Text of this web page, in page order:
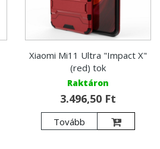
Xiaomi Mi11 Ultra "Impact X"
(red) tok
Raktáron
3.496,50 Ft
Tovább